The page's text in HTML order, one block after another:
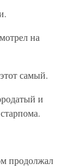
на
самый.
и
продолжал